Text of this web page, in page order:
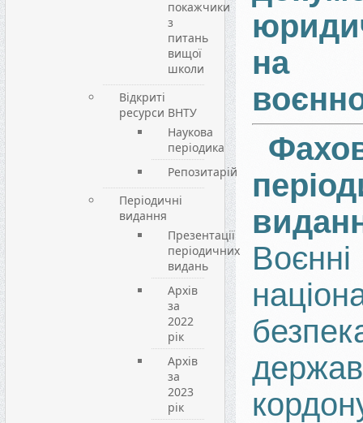
покажчики
з
питань
вищої
школи
Відкриті
ресурси ВНТУ
Наукова
періодика
Репозитарій
Періодичні
видання
Презентації
періодичних
видань
Архів
за
2022
рік
Архів
за
2023
рік
на